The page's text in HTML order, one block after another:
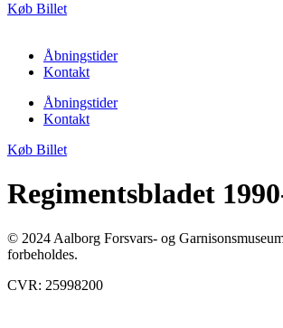
Køb Billet
Åbningstider
Kontakt
Åbningstider
Kontakt
Køb Billet
Regimentsbladet
© 2024 Aalborg Forsvars- og
forbeholdes.
CVR: 25998200